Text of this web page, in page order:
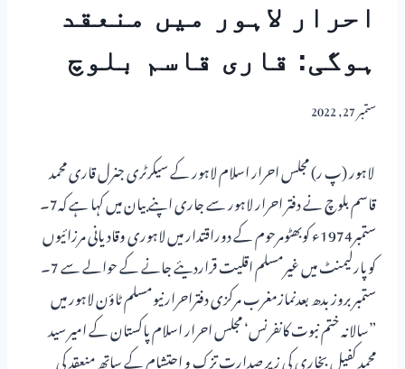
احرار لاہور میں منعقد
ہوگی: قاری قاسم بلوچ
ستمبر 27, 2022
لاہور (پ ر) مجلس احرار اسلام لاہور کے سیکرٹری جنرل قاری محمد
قاسم بلوچ نے دفتر احرار لاہور سے جاری اپنے بیان میں کہا ہے کہ7۔
ستمبر1974ء کوبھٹومرحوم کے دوراقتدار میں لاہوری وقادیانی مرزائیوں
کوپارلیمنٹ میں غیرمسلم اقلیت قراردیئے جانے کے حوالے سے 7۔
ستمبر بروز بدھ بعدنمازمغرب مرکزی دفتراحرارنیومسلم ٹاؤن لاہور میں
”سالانہ ختم نبوت کانفرنس‘ مجلس احرار اسلام پاکستان کے امیر سید
محمد کفیل بخاری کی زیر صدارت تزک و احتشام کے ساتھ منعقد کی